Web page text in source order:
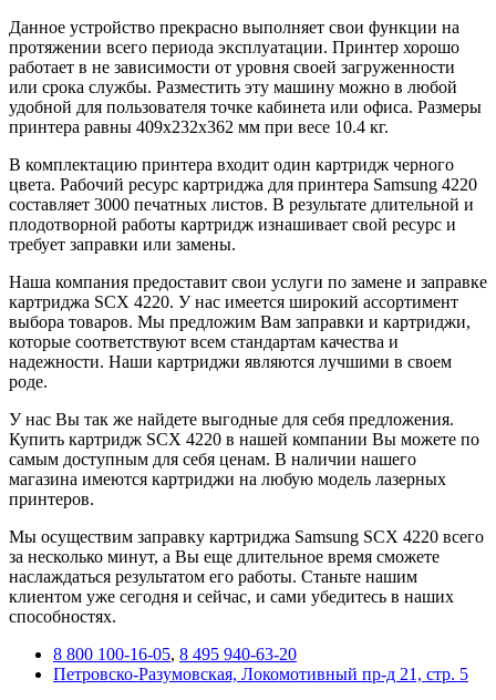
Данное устройство прекрасно выполняет свои функции на
протяжении всего периода эксплуатации. Принтер хорошо
работает в не зависимости от уровня своей загруженности
или срока службы. Разместить эту машину можно в любой
удобной для пользователя точке кабинета или офиса. Размеры
принтера равны 409x232x362 мм при весе 10.4 кг.
В комплектацию принтера входит один картридж черного
цвета. Рабочий ресурс картриджа для принтера Samsung 4220
составляет 3000 печатных листов. В результате длительной и
плодотворной работы картридж изнашивает свой ресурс и
требует заправки или замены.
Наша компания предоставит свои услуги по замене и заправке
картриджа SCX 4220. У нас имеется широкий ассортимент
выбора товаров. Мы предложим Вам заправки и картриджи,
которые соответствуют всем стандартам качества и
надежности. Наши картриджи являются лучшими в своем
роде.
У нас Вы так же найдете выгодные для себя предложения.
Купить картридж SCX 4220 в нашей компании Вы можете по
самым доступным для себя ценам. В наличии нашего
магазина имеются картриджи на любую модель лазерных
принтеров.
Мы осуществим заправку картриджа Samsung SCX 4220 всего
за несколько минут, а Вы еще длительное время сможете
наслаждаться результатом его работы. Станьте нашим
клиентом уже сегодня и сейчас, и сами убедитесь в наших
способностях.
8 800 100-16-05, 8 495 940-63-20
Петровско-Разумовская, Локомотивный пр-д 21, стр. 5